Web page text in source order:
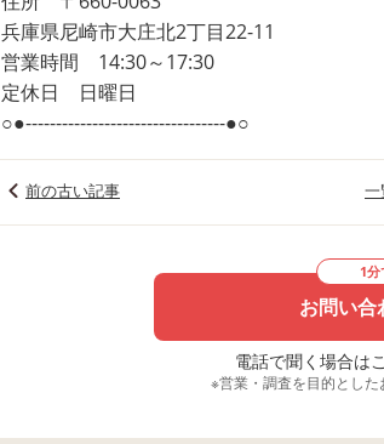
兵庫県尼崎市大庄北2丁目22-11
営業時間 14:30～17:30
定休日 日曜日
○●---------------------------------●○
前の古い記事 一
1分
お問い合
電話で聞く場合は
※営業・調査を目的とし